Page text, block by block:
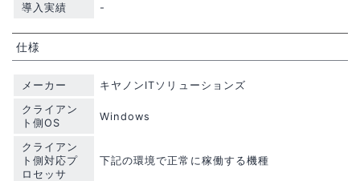
導入実績 -
仕様
メーカー
キヤノンITソリューションズ
クライアン
ト側OS
Windows
クライアン
ト側対応プ
ロセッサ
下記の環境で正常に稼働する機種